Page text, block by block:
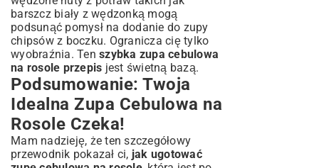
barszcz biały z wędzonką mogą
podsunąć pomysł na dodanie do zupy
chipsów z boczku. Ogranicza cię tylko
wyobraźnia. Ten szybka zupa cebulowa
na rosole przepis jest świetną bazą.
Podsumowanie: Twoja
Idealna Zupa Cebulowa na
Rosole Czeka!
Mam nadzieję, że ten szczegółowy
przewodnik pokazał ci, jak ugotować